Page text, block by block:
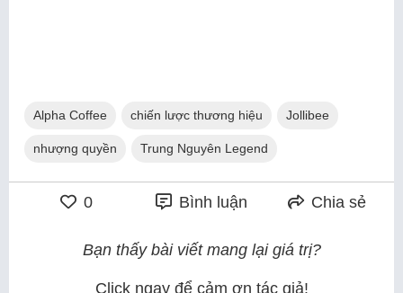
Alpha Coffee chiến lược thương hiệu Jollibee
nhượng quyền Trung Nguyên Legend
0 Bình luận Chia sẻ
Bạn thấy bài viết mang lại giá trị?
Click ngay để cảm ơn tác giả!